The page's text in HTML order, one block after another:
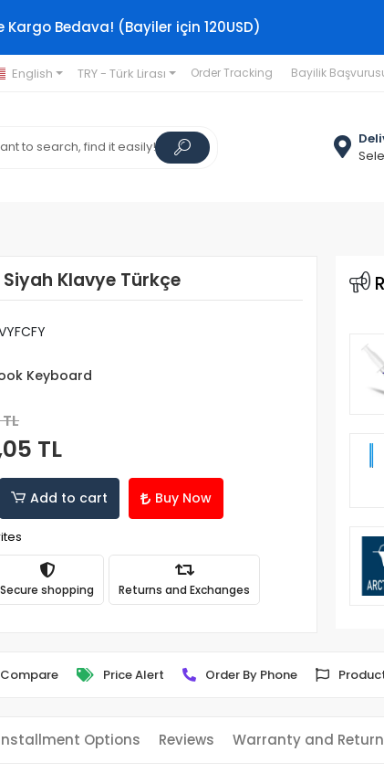
Kargo Bedava! (Bayiler için 120USD)
English TRY - Türk Lirası Order Tracking Bayilik
Siyah Klavye Türkçe
Keyboard
TL
Add to cart Buy Now
Secure shopping Returns and Exchanges
Compare Price Alert Order By Phone
Options Reviews Warranty and